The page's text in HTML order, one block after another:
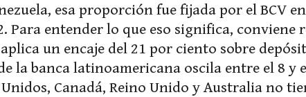
esa proporción fue fijada por el BCV
Para entender lo que eso significa, conviene
un encaje del 21 por ciento sobre
la banca latinoamericana oscila entre el 8 y
Canadá, Reino Unido y Australia no